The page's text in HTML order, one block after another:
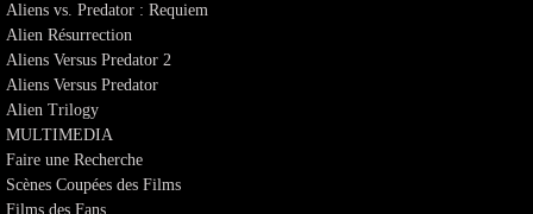
Aliens vs. Predator : Requiem
Alien Résurrection
Aliens Versus Predator 2
Aliens Versus Predator
Alien Trilogy
MULTIMEDIA
Faire une Recherche
Scènes Coupées des Films
Films des Fans